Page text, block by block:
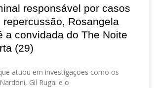
responsável por casos
repercussão, Rosangela
a convidada do The Noite
(29)
atuou em investigações como os
Gil Rugai e o